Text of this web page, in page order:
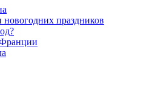
праздников